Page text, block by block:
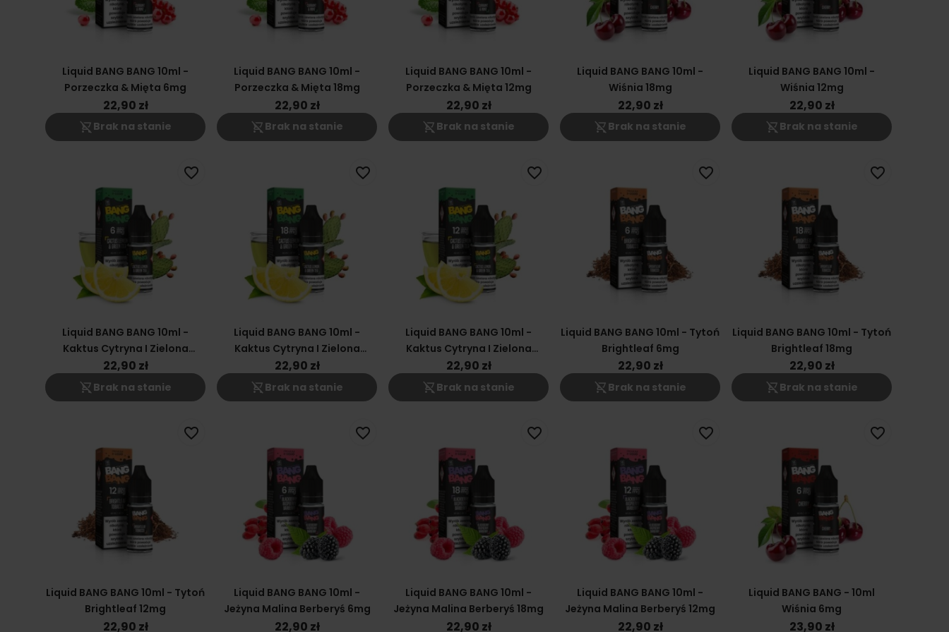
Liquid BANG BANG 10ml -
Porzeczka & Mięta 6mg
22,90 zł
shopping_cart_off Brak na stanie
Liquid BANG BANG 10ml -
Porzeczka & Mięta 18mg
22,90 zł
shopping_cart_off Brak na stanie
Liquid BANG BANG 10ml -
Porzeczka & Mięta 12mg
22,90 zł
shopping_cart_off Brak na stanie
Liquid BANG BANG 10ml -
Wiśnia 18mg
22,90 zł
shopping_cart_off Brak na stanie
Liquid BANG BANG 10ml -
Wiśnia 12mg
22,90 zł
shopping_cart_off Brak na stanie
Liquid BANG BANG 10ml -
Kaktus Cytryna I Zielona
Herbata 6mg
22,90 zł
shopping_cart_off Brak na stanie
favorite_border
Liquid BANG BANG 10ml -
Kaktus Cytryna I Zielona
Herbata 18mg
22,90 zł
shopping_cart_off Brak na stanie
favorite_border
Liquid BANG BANG 10ml -
Kaktus Cytryna I Zielona
Herbata 12mg
22,90 zł
shopping_cart_off Brak na stanie
favorite_border
Liquid BANG BANG 10ml - Tytoń
Brightleaf 6mg
22,90 zł
shopping_cart_off Brak na stanie
favorite_border
Liquid BANG BANG 10ml - Tytoń
Brightleaf 18mg
22,90 zł
shopping_cart_off Brak na stanie
favorite_border
Liquid BANG BANG 10ml - Tytoń
Brightleaf 12mg
22,90 zł
favorite_border
Liquid BANG BANG 10ml -
Jeżyna Malina Berberyś 6mg
22,90 zł
favorite_border
Liquid BANG BANG 10ml -
Jeżyna Malina Berberyś 18mg
22,90 zł
favorite_border
Liquid BANG BANG 10ml -
Jeżyna Malina Berberyś 12mg
22,90 zł
favorite_border
Liquid BANG BANG - 10ml
Wiśnia 6mg
23,90 zł
favorite_border